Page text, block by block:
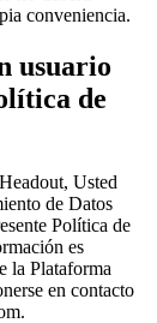
conveniencia.
usuario
de
Usted
de Datos
Política de
es
la Plataforma
en contacto